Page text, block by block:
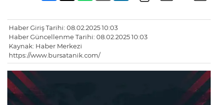
Haber Giriş Tarihi: 08.02.2025 10:03
Haber Güncellenme Tarihi: 08.02.2025 10:03
Kaynak: Haber Merkezi
https://www.bursatanik.com/